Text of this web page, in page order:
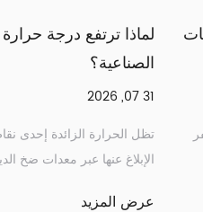
ما هي مضخة الطين
الحفر المستمر؟
يواجه مشغلو منصات الحفر الذين
لعدة أسابيع مجموعة مختلفة من
عرض المزيد